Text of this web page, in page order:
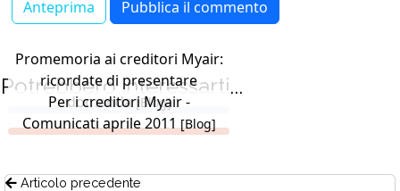
Potrebbero interessarti...
Promemoria ai creditori Myair:
ricordate di presentare
domanda[Blog]
Per i creditori Myair -
Comunicati aprile 2011[Blog]
Articolo precedente